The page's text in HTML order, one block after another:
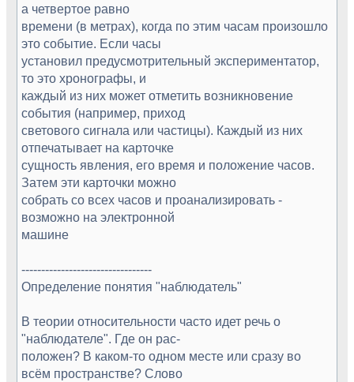
а четвертое равно
времени (в метрах), когда по этим часам произошло
это событие. Если часы
установил предусмотрительный экспериментатор,
то это хронографы, и
каждый из них может отметить возникновение
события (например, приход
светового сигнала или частицы). Каждый из них
отпечатывает на карточке
сущность явления, его время и положение часов.
Затем эти карточки можно
собрать со всех часов и проанализировать -
возможно на электронной
машине
---------------------------------
Определение понятия "наблюдатель"
В теории относительности часто идет речь о
"наблюдателе". Где он рас-
положен? В каком-то одном месте или сразу во
всём пространстве? Слово